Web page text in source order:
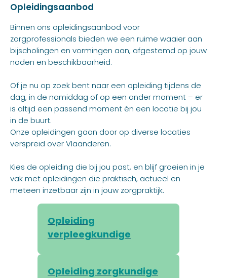
Opleidingsaanbod
Binnen ons opleidingsaanbod voor
zorgprofessionals bieden we een ruime waaier aan
bijscholingen en vormingen aan, afgestemd op jouw
noden en beschikbaarheid.
Of je nu op zoek bent naar een opleiding tijdens de
dag, in de namiddag of op een ander moment – er
is altijd een passend moment én een locatie bij jou
in de buurt.
Onze opleidingen gaan door op diverse locaties
verspreid over Vlaanderen.
Kies de opleiding die bij jou past, en blijf groeien in je
vak met opleidingen die praktisch, actueel en
meteen inzetbaar zijn in jouw zorgpraktijk.
Opleiding
verpleegkundige
Opleiding zorgkundige